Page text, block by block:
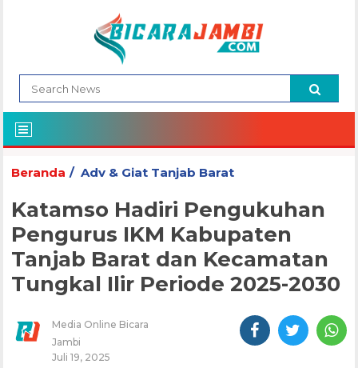
Beranda Adv & Giat Tanjab Barat
Katamso Hadiri Pengukuhan
Pengurus IKM Kabupaten
Tanjab Barat dan Kecamatan
Tungkal Ilir Periode 2025-2030
Media Online Bicara
Jambi
Juli 19, 2025